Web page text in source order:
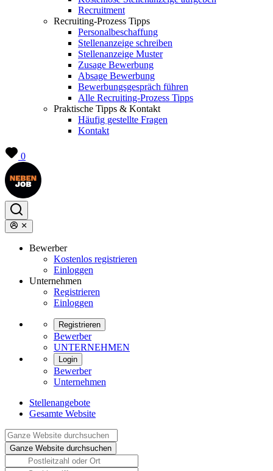
Recruitment
Recruiting-Prozess Tipps
Personalbeschaffung
Stellenanzeige schreiben
Stellenanzeige Muster
Zusage Bewerbung
Absage Bewerbung
Bewerbungsgespräch führen
Alle Recruiting-Prozess Tipps
Praktische Tipps & Kontakt
Häufig gestellte Fragen
Kontakt
0
Bewerber
Kostenlos registrieren
Einloggen
Unternehmen
Registrieren
Einloggen
Registrieren
Bewerber
UNTERNEHMEN
Login
Bewerber
Unternehmen
Stellenangebote
Gesamte Website